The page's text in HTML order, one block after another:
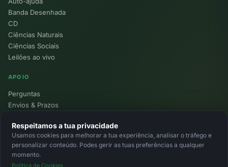
Banda Desenhada
CD
Ciências Naturais
Ciências Sociais
Leilões ao vivo
APOIO
Perguntas
Envios & Prazos
Devoluções
Minha Conta
Respeitamos a tua privacidade
Usamos cookies para melhorar a tua experiência, analisar o tráfego e
personalizar conteúdo. Podes gerir as tuas preferências a qualquer
momento.
Política de Cookies